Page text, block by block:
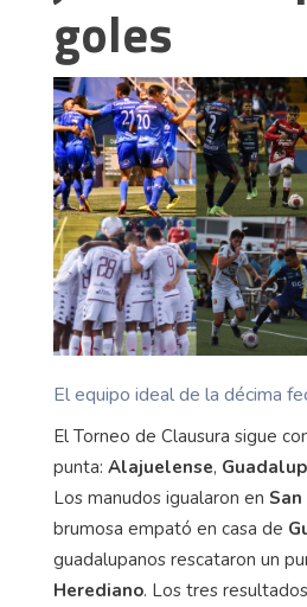
goles
El equipo ideal de la décima
El Torneo de Clausura sigue
punta: Alajuelense,
Los manudos igualaron en
brumosa empató en casa de
guadalupanos rescataron un
Herediano. Los tres